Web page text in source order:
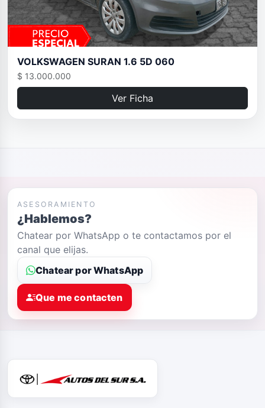
VOLKSWAGEN SURAN 1.6 5D 060
$ 13.000.000
Ver Ficha
ASESORAMIENTO
¿Hablemos?
Chatear por WhatsApp o te contactamos por el
canal que elijas.
Chatear por WhatsApp
Que me contacten